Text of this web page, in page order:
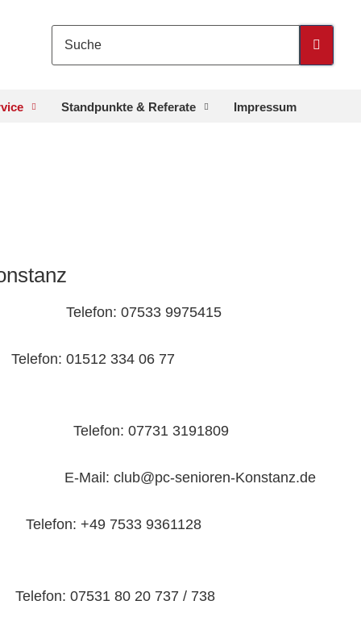
Standpunkte & Referate Impressum
07533 9975415
01512 334 06 77
07731 3191809
club@pc-senioren-Konstanz.de
+49 7533 9361128
07531 80 20 737 / 738